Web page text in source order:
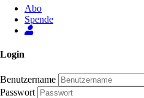
Abo
Spende
Login
Benutzername
Passwort